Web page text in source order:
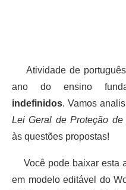
Atividade de
ano do ensino
indefinidos. Vamos
Lei Geral de Proteção de
às questões propostas!
Você pode baixar esta
em modelo editável do